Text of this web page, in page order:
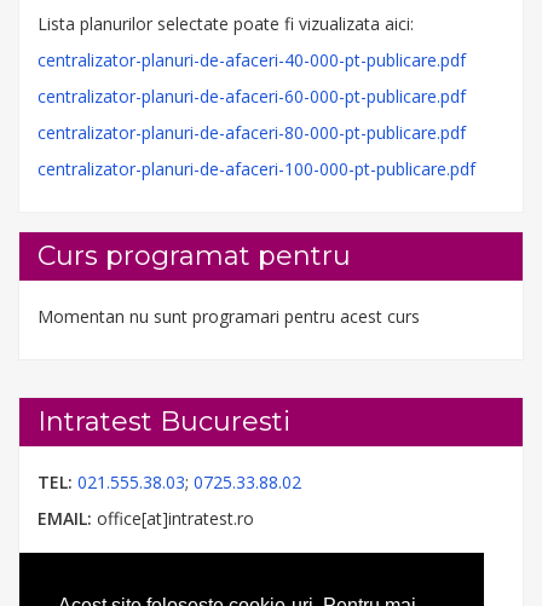
Lista planurilor selectate poate fi vizualizata aici:
centralizator-planuri-de-afaceri-40-000-pt-publicare.pdf
centralizator-planuri-de-afaceri-60-000-pt-publicare.pdf
centralizator-planuri-de-afaceri-80-000-pt-publicare.pdf
centralizator-planuri-de-afaceri-100-000-pt-publicare.pdf
Curs programat pentru
Momentan nu sunt programari pentru acest curs
Intratest Bucuresti
TEL: 021.555.38.03; 0725.33.88.02
EMAIL: office[at]intratest.ro